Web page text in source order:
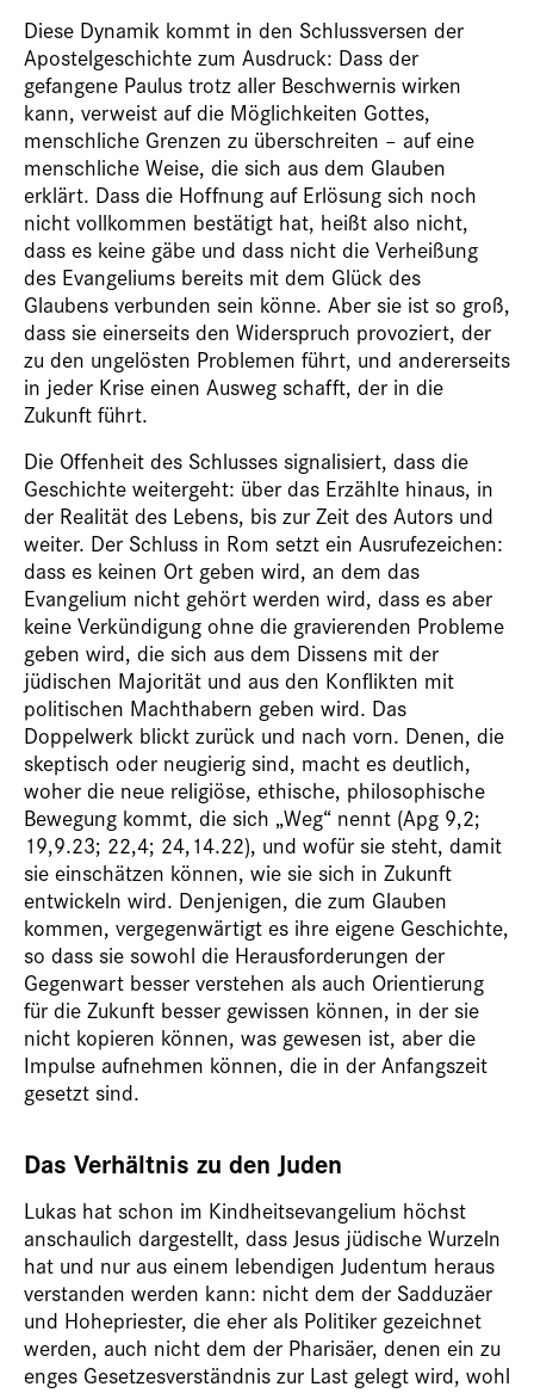
Diese Dynamik kommt in den Schlussversen der
Apostelgeschichte zum Ausdruck: Dass der
gefangene Paulus trotz aller Beschwernis wirken
kann, verweist auf die Möglichkeiten Gottes,
menschliche Grenzen zu überschreiten – auf eine
menschliche Weise, die sich aus dem Glauben
erklärt. Dass die Hoffnung auf Erlösung sich noch
nicht vollkommen bestätigt hat, heißt also nicht,
dass es keine gäbe und dass nicht die Verheißung
des Evangeliums bereits mit dem Glück des
Glaubens verbunden sein könne. Aber sie ist so groß,
dass sie einerseits den Widerspruch provoziert, der
zu den ungelösten Problemen führt, und andererseits
in jeder Krise einen Ausweg schafft, der in die
Zukunft führt.
Die Offenheit des Schlusses signalisiert, dass die
Geschichte weitergeht: über das Erzählte hinaus, in
der Realität des Lebens, bis zur Zeit des Autors und
weiter. Der Schluss in Rom setzt ein Ausrufezeichen:
dass es keinen Ort geben wird, an dem das
Evangelium nicht gehört werden wird, dass es aber
keine Verkündigung ohne die gravierenden Probleme
geben wird, die sich aus dem Dissens mit der
jüdischen Majorität und aus den Konflikten mit
politischen Machthabern geben wird. Das
Doppelwerk blickt zurück und nach vorn. Denen, die
skeptisch oder neugierig sind, macht es deutlich,
woher die neue religiöse, ethische, philosophische
Bewegung kommt, die sich „Weg“ nennt (Apg 9,2;
19,9.23; 22,4; 24,14.22), und wofür sie steht, damit
sie einschätzen können, wie sie sich in Zukunft
entwickeln wird. Denjenigen, die zum Glauben
kommen, vergegenwärtigt es ihre eigene Geschichte,
so dass sie sowohl die Herausforderungen der
Gegenwart besser verstehen als auch Orientierung
für die Zukunft besser gewissen können, in der sie
nicht kopieren können, was gewesen ist, aber die
Impulse aufnehmen können, die in der Anfangszeit
gesetzt sind.
Das Verhältnis zu den Juden
Lukas hat schon im Kindheitsevangelium höchst
anschaulich dargestellt, dass Jesus jüdische Wurzeln
hat und nur aus einem lebendigen Judentum heraus
verstanden werden kann: nicht dem der Sadduzäer
und Hohepriester, die eher als Politiker gezeichnet
werden, auch nicht dem der Pharisäer, denen ein zu
enges Gesetzesverständnis zur Last gelegt wird, wohl